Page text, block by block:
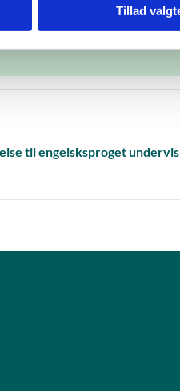
Tillad
Dertil har STUK afholdt møder
til engelsksproget